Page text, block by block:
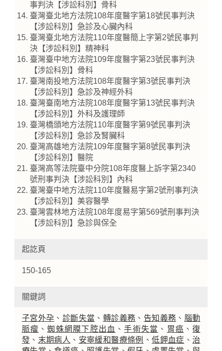
事判決【涉訟科別】骨科
臺灣臺北地方法院108年度醫字第18號民事判決
【涉訟科別】急診及心臟內科
臺灣臺北地方法院110年度醫簡上字第2號民事判
決【涉訟科別】精神科
臺灣臺中地方法院109年度醫字第23號民事判決
【涉訟科別】骨科
臺灣南投地方法院108年度醫字第3號民事判決
【涉訟科別】急診及神經外科
臺灣臺南地方法院108年度醫字第13號民事判決
【涉訟科別】外科及護理師
臺灣橋頭地方法院110年度醫字第9號民事判決
【涉訟科別】急診及腎臟科
臺灣高雄地方法院109年度醫字第8號民事判決
【涉訟科別】醫院
臺灣高等法院臺中分院108年度醫上訴字第2340
號刑事判決【涉訟科別】內科
臺灣臺中地方法院110年度醫易字第2號刑事判決
【涉訟科別】美容醫學
臺灣雲林地方法院108年度易字第569號刑事判決
【涉訟科別】急診與保全
起訖頁
150-165
關鍵詞
子宮外孕 、 診斷失當 、 轉診義務 、 告知義務 、 腦動
脈瘤 、 蜘蛛網膜下腔出血 、手術失當 、 胃癌 、復
發 、 末期病人 、 安寧緩和醫療條例 、低鉀血症 、 治